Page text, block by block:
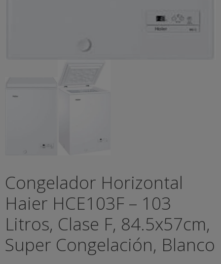
Congelador Horizontal
Haier HCE103F – 103
Litros, Clase F, 84.5x57cm,
Super Congelación, Blanco